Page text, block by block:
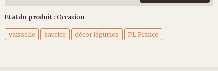
État du produit : Occasion
vaisselle saucier décor légumes PL France